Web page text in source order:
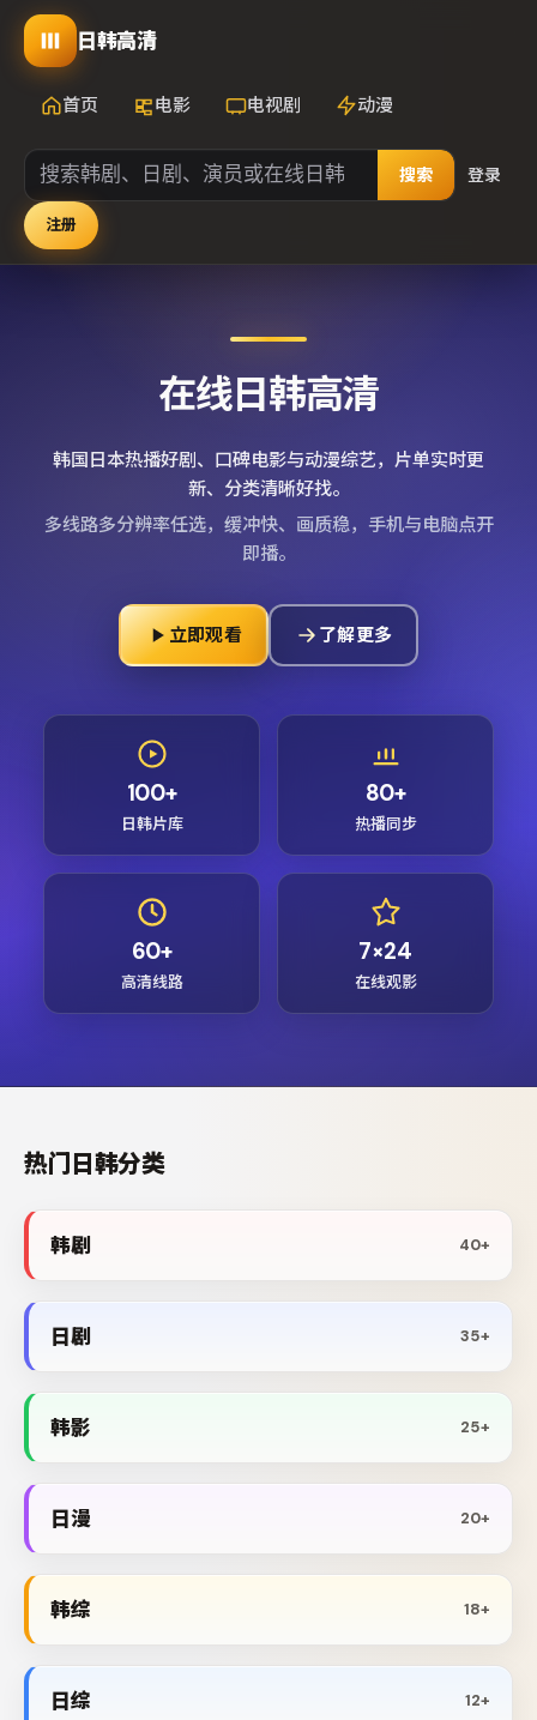
日韩高清
首页 电影 电视剧 动漫
搜索 登录
注册
在线日韩高清
韩国日本热播好剧、口碑电影与动漫综艺，片单实时更
新、分类清晰好找。
多线路多分辨率任选，缓冲快、画质稳，手机与电脑点开
即播。
立即观看 了解更多
100+
日韩片库
80+
热播同步
60+
高清线路
7×24
在线观影
热门日韩分类
韩剧 40+
日剧 35+
韩影 25+
日漫 20+
韩综 18+
日综 12+